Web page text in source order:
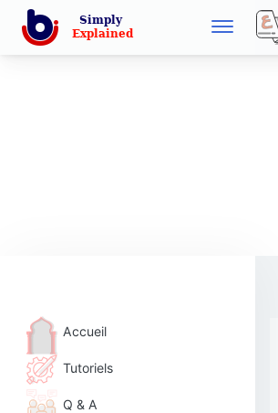
Accueil
Tutoriels
Q & A